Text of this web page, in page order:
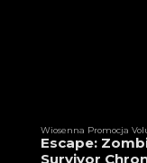
Wiosenna Promocja
Escape:
Survivor